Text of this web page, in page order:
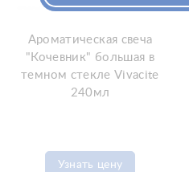
Ароматическая свеча
"Кочевник" большая в
темном стекле Vivacite
240мл
Узнать цену